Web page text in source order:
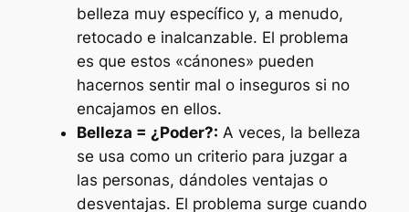
belleza muy específico y, a menudo,
retocado e inalcanzable. El problema
es que estos «cánones» pueden
hacernos sentir mal o inseguros si no
encajamos en ellos.
Belleza = ¿Poder?: A veces, la belleza
se usa como un criterio para juzgar a
las personas, dándoles ventajas o
desventajas. El problema surge cuando